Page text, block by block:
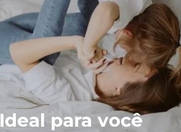
Ideal para você